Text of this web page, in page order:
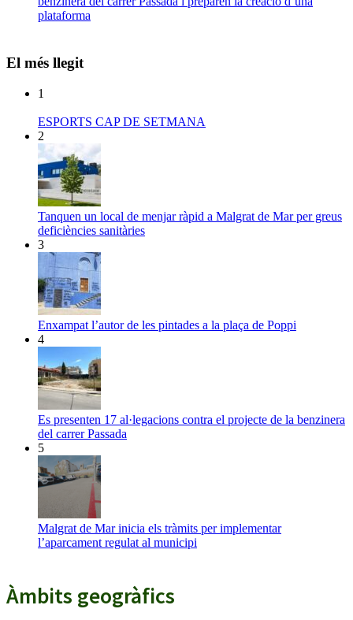
plataforma
El més llegit
1
ESPORTS CAP DE SETMANA
2
Tanquen un local de menjar ràpid a Malgrat de Mar per greus
deficiències sanitàries
3
Enxampat l’autor de les pintades a la plaça de Poppi
4
Es presenten 17 al·legacions contra el projecte de la benzinera
del carrer Passada
5
Malgrat de Mar inicia els tràmits per implementar
l’aparcament regulat al municipi
Àmbits geogràfics